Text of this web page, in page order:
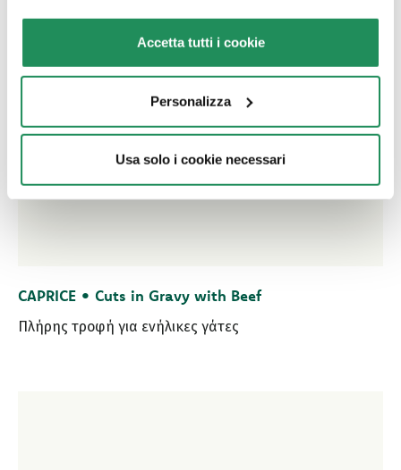
Accetta tutti i cookie
Personalizza
Usa solo i cookie necessari
CAPRICE • Cuts in Gravy with Beef
Πλήρης τροφή για ενήλικες γάτες